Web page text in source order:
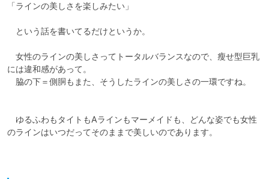
「ラインの美しさを楽しみたい」
という話を書いてるだけというか。
女性のラインの美しさってトータルバランスなので、瘦せ型巨乳
には違和感があって。
脇の下＝側胴もまた、そうしたラインの美しさの一環ですね。
ゆるふわもタイトもAラインもマーメイドも、どんな姿でも女性
のラインはいつだってそのままで美しいのであります。